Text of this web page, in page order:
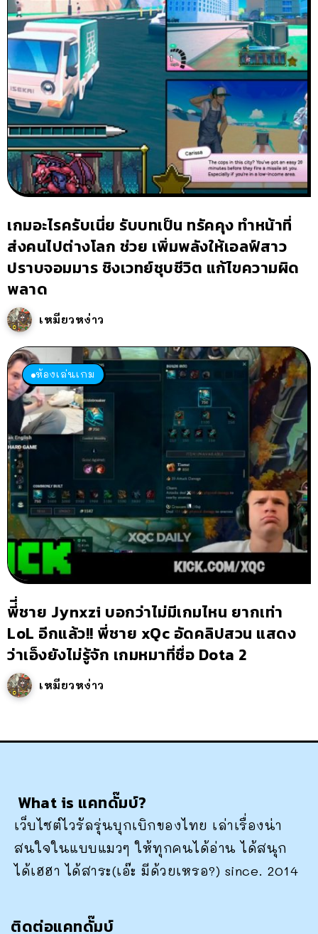
เกมอะไรครับเนี่ย รับบทเป็น ทรัคคุง ทำหน้าที่
ส่งคนไปต่างโลก ช่วย เพิ่มพลังให้เอลฟ์สาว
ปราบจอมมาร ชิงเวทย์ชุบชีวิต แก้ไขความผิด
พลาด
เหมียวหง่าว
ห้องเล่นเกม
พี่ี่ชาย Jynxzi บอกว่าไม่มีเกมไหน ยากเท่า
LoL อีกแล้ว!! พี่ชาย xQc อัดคลิปสวน แสดง
ว่าเอ็งยังไม่รู้จัก เกมหมาที่ชื่อ Dota 2
เหมียวหง่าว
What is แคทดั๊มบ์?
เว็บไซต์ไวรัลรุ่นบุกเบิกของไทย เล่าเรื่องน่า
สนใจในแบบแมวๆ ให้ทุกคนได้อ่าน ได้สนุก
ได้เฮฮา ได้สาระ(เอ๊ะ มีด้วยเหรอ?) since. 2014
ติดต่อแคทดั๊มบ์